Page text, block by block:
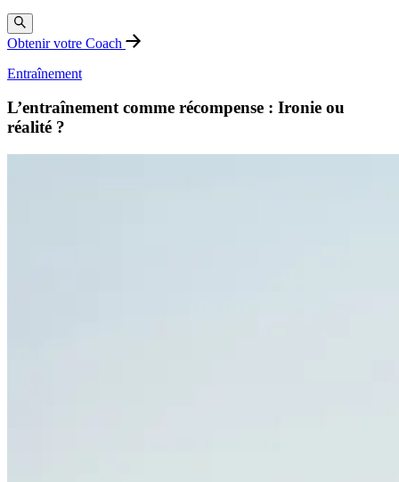
Obtenir votre Coach
Entraînement
L’entraînement comme récompense : Ironie ou
réalité ?